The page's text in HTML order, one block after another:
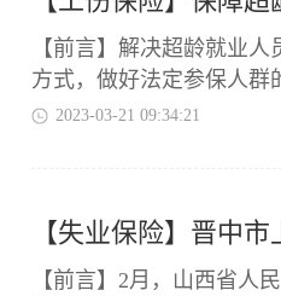
【前言】解决超龄就业
方式，做好法定参保人群
2023-03-21 09:34:21
【失业保险】晋中
【前言】2月，山西省人